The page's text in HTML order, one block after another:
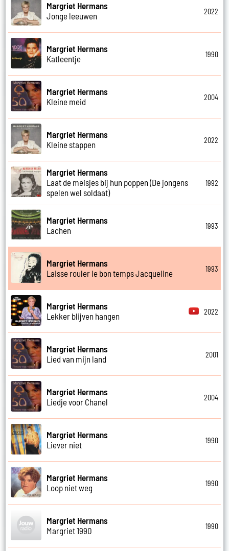
Margriet Hermans
Jonge leeuwen
2022
Margriet Hermans
Katleentje
1990
Margriet Hermans
Kleine meid
2004
Margriet Hermans
Kleine stappen
2022
Margriet Hermans
Laat de meisjes bij hun poppen (De jongens
spelen wel soldaat)
1992
Margriet Hermans
Lachen
1993
Margriet Hermans
Laisse rouler le bon temps Jacqueline
1993
Margriet Hermans
Lekker blijven hangen
2022
Margriet Hermans
Lied van mijn land
2001
Margriet Hermans
Liedje voor Chanel
2004
Margriet Hermans
Liever niet
1990
Margriet Hermans
Loop niet weg
1990
Margriet Hermans
Margriet 1990
1990